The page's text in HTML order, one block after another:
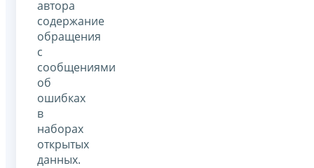
автора
содержание
обращения
с
сообщениями
об
ошибках
в
наборах
открытых
данных.